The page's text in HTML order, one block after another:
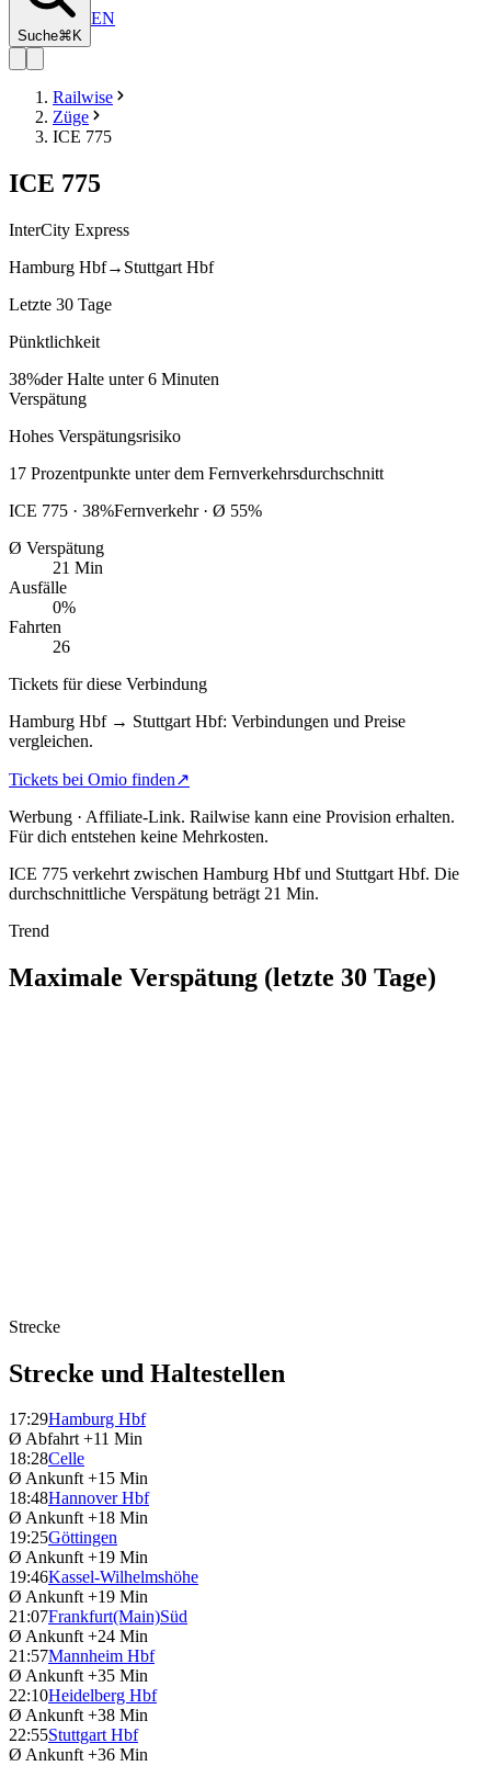
Suche⌘K
EN
Railwise
Züge
ICE 775
ICE 775
InterCity Express
Hamburg Hbf→ Stuttgart Hbf
Letzte 30 Tage
Pünktlichkeit
38%der Halte unter 6 Minuten
Verspätung
Hohes Verspätungsrisiko
17 Prozentpunkte unter dem Fernverkehrsdurchschnitt
ICE 775 · 38%Fernverkehr · Ø 55%
Ø Verspätung
21 Min
Ausfälle
0%
Fahrten
26
Tickets für diese Verbindung
Hamburg Hbf → Stuttgart Hbf: Verbindungen und Preise
vergleichen.
Tickets bei Omio finden↗
Werbung · Affiliate-Link. Railwise kann eine Provision erhalten.
Für dich entstehen keine Mehrkosten.
ICE 775 verkehrt zwischen Hamburg Hbf und Stuttgart Hbf. Die
durchschnittliche Verspätung beträgt 21 Min.
Trend
Maximale Verspätung (letzte 30 Tage)
Strecke
Strecke und Haltestellen
17:29Hamburg Hbf
Ø Abfahrt +11 Min
18:28Celle
Ø Ankunft +15 Min
18:48Hannover Hbf
Ø Ankunft +18 Min
19:25Göttingen
Ø Ankunft +19 Min
19:46Kassel-Wilhelmshöhe
Ø Ankunft +19 Min
21:07Frankfurt(Main)Süd
Ø Ankunft +24 Min
21:57Mannheim Hbf
Ø Ankunft +35 Min
22:10Heidelberg Hbf
Ø Ankunft +38 Min
22:55Stuttgart Hbf
Ø Ankunft +36 Min